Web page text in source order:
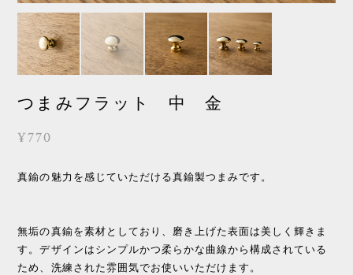
つまみフラット 中 金
¥770
真鍮の魅力を感じていただける真鍮製つまみです。
無垢の真鍮を素材としており、磨き上げた表面は美しく輝きま
す。デザインはシンプルかつ柔らかな曲線から構成されている
ため、洗練された雰囲気でお使いいただけます。